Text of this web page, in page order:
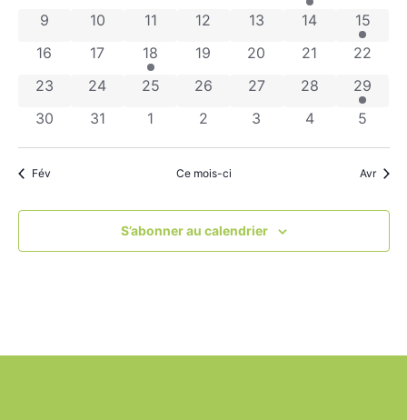
0 évènements
9 0 évènements
10 0 évènements
11 0 évènements
12 0 évènements
13 0 évènements
14 1
15
0 évènements
16 0 évènements
17 1 évènement
18 0 évènements
19 0 évènements
20 0 évènements
21 0
22
0 évènements
23 0 évènements
24 0 évènements
25 0 évènements
26 0 évènements
27 0 évènements
28 1
29
0 évènements
30 0 évènements
31 0 évènements
1 0 évènements
2 0 évènements
3 0 évènements
4 0
5
Fév Ce mois-ci Avr
S’abonner au calendrier